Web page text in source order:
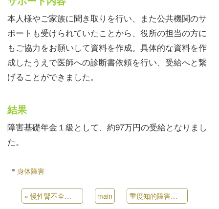
本人様やご家族に聞き取りを行い、また公共機関のサ
ポートも受けられていたことから、役所の担当の方に
もご協力をお願いして資料を作成。具体的な資料を作
成したうえで医師への診断書依頼を行い、受給へと繋
げることができました。
結果
障害基礎年金１級として、約97万円の受給となりまし
た。
身体障害
«慢性腎不全での受給例 main 重度知的障害での受給例